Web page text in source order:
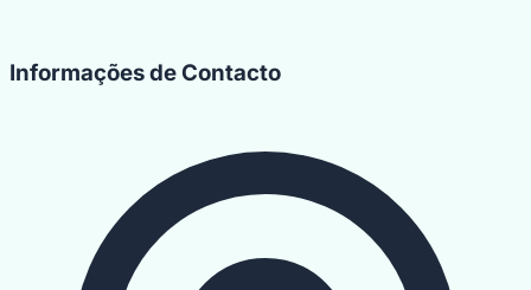
Informações de Contacto